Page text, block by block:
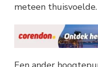
meteen thuisvoelde.